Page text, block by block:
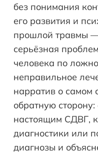
без понимания
его развития и
прошлой травмы —
серьёзная
человека по
неправильное
нарратив о самом
обратную
настоящим СДВГ,
диагностики или
диагнозы и